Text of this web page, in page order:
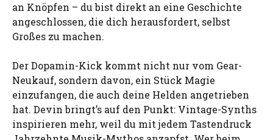
an Knöpfen – du bist direkt an eine Geschichte
angeschlossen, die dich herausfordert, selbst
Großes zu machen.
Der Dopamin-Kick kommt nicht nur vom Gear-
Neukauf, sondern davon, ein Stück Magie
einzufangen, die auch deine Helden angetrieben
hat. Devin bringt’s auf den Punkt: Vintage-Synths
inspirieren mehr, weil du mit jedem Tastendruck